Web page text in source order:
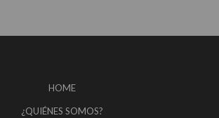
HOME
¿QUIÉNES SOMOS?